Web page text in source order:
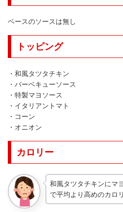
ベースのソースは無し
トッピング
・和風タツタチキン
・バーベキューソース
・特製マヨソース
・イタリアントマト
・コーン
・オニオン
カロリー
和風タツタチキンにマ
で平均より高めのカロ